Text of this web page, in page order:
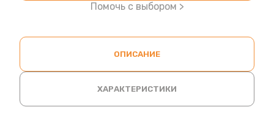
Помочь с выбором >
ОПИСАНИЕ
ХАРАКТЕРИСТИКИ